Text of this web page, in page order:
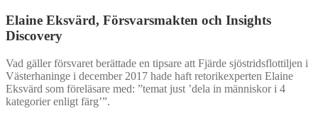
Elaine Eksvärd, Försvarsmakten och Insights
Discovery
Vad gäller försvaret berättade en tipsare att Fjärde sjöstridsflottiljen i
Västerhaninge i december 2017 hade haft retorikexperten Elaine
Eksvärd som föreläsare med: ”temat just ’dela in människor i 4
kategorier enligt färg’”.